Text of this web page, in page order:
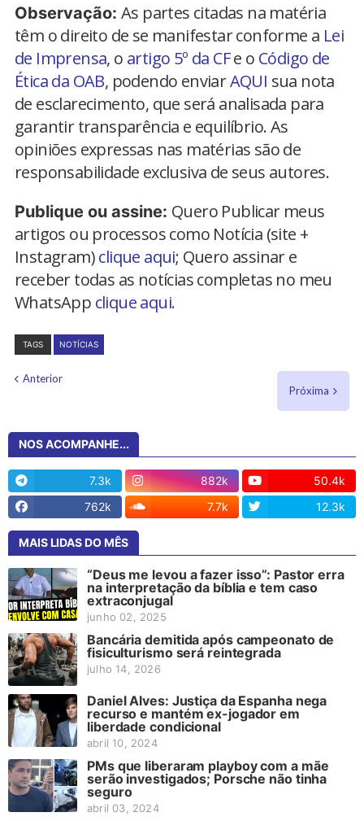
Observação: As partes citadas na matéria
têm o direito de se manifestar conforme a Lei
de Imprensa, o artigo 5º da CFe o Código de
Ética da OAB, podendo enviarAQUI sua nota
de esclarecimento, que será analisada para
garantir transparência e equilíbrio. As
opiniões expressas nas matérias são de
responsabilidade exclusiva de seus autores.
Publique ou assine: Quero Publicar meus
artigos ou processos como Notícia (site +
Instagram)clique aqui; Quero assinar e
receber todas as notícias completas no meu
WhatsApp clique aqui.
TAGS NOTÍCIAS
Anterior
Próxima
NOS ACOMPANHE...
7.3k 882k
50.4k
762k
7.7k 12.3k
MAIS LIDAS DO MÊS
“Deus me levou a fazer isso”: Pastor erra
na interpretação da bíblia e tem caso
extraconjugal
junho 02, 2025
Bancária demitida após campeonato de
fisiculturismo será reintegrada
julho 14, 2026
Daniel Alves: Justiça da Espanha nega
recurso e mantém ex-jogador em
liberdade condicional
abril 10, 2024
PMs que liberaram playboy com a mãe
serão investigados; Porsche não tinha
seguro
abril 03, 2024